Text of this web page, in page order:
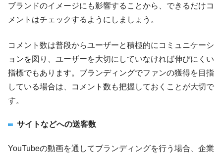
ブランドのイメージにも影響することから、できるだけコ
メントはチェックするようにしましょう。
コメント数は普段からユーザーと積極的にコミュニケーシ
ョンを図り、ユーザーを大切にしていなければ伸びにくい
指標でもあります。ブランディングでファンの獲得を目指
している場合は、コメント数も把握しておくことが大切で
す。
サイトなどへの送客数
YouTubeの動画を通してブランディングを行う場合、企業